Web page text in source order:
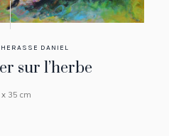
DANIEL
sur l’herbe
35 cm